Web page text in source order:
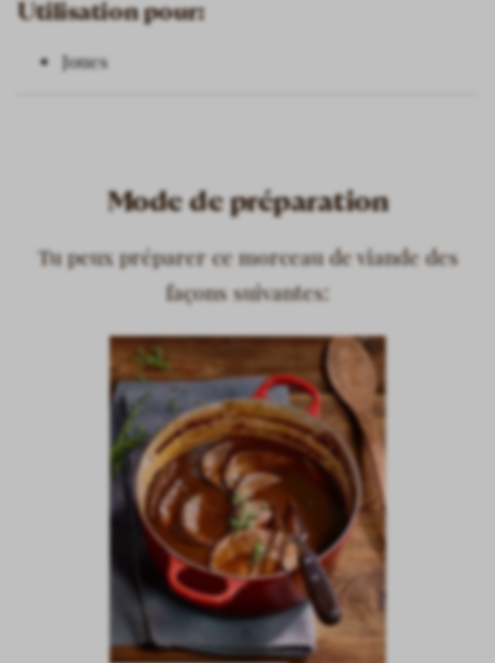
Utilisation pour:
Joues
Mode de préparation
Tu peux préparer ce morceau de viande des
façons suivantes: